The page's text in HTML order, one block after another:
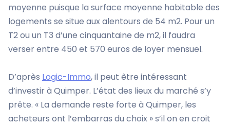
moyenne puisque la surface moyenne habitable des
logements se situe aux alentours de 54 m2. Pour un
T2 ou un T3 d’une cinquantaine de m2, il faudra
verser entre 450 et 570 euros de loyer mensuel.
D’après Logic-Immo, il peut être intéressant
d’investir à Quimper. L’état des lieux du marché s’y
prête. « La demande reste forte à Quimper, les
acheteurs ont l’embarras du choix » s’il on en croit